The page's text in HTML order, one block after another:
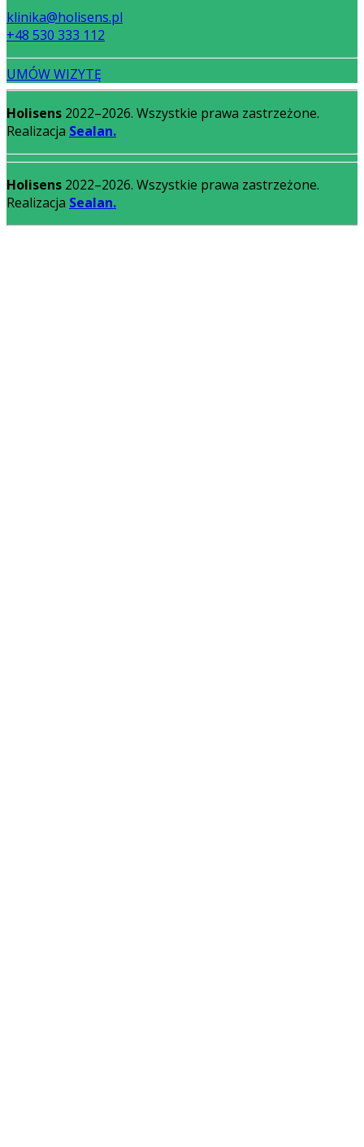
klinika@holisens.pl
+48 530 333 112
UMÓW WIZYTĘ
Holisens 2022–2026. Wszystkie prawa zastrzeżone.
Realizacja Sealan.
Holisens 2022–2026. Wszystkie prawa zastrzeżone.
Realizacja Sealan.